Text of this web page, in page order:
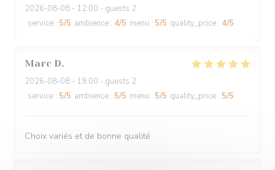
2026-08-08 - 12:00 - guests 2
service : 5/5 ambience : 4/5 menu : 5/5 quality_price : 4/5
Marc D
2026-08-08 - 19:00 - guests 2
service : 5/5 ambience : 5/5 menu : 5/5 quality_price : 5/5
Choix variés et de bonne qualité